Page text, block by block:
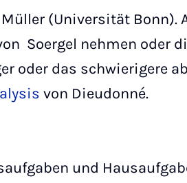
(Universität Bonn).
Soergel nehmen oder
oder das schwierigere
von Dieudonné.
und